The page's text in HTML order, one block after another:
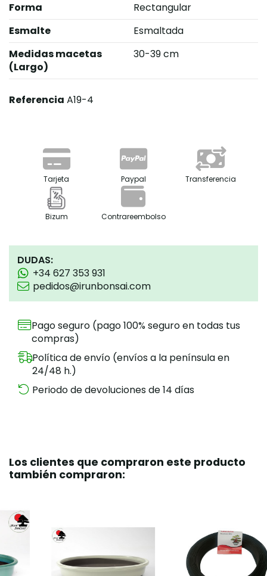
Forma
Rectangular
Esmalte
Esmaltada
Medidas macetas
(Largo)
30-39 cm
Referencia A19-4
Tarjeta Paypal Transferencia
Bizum Contrareembolso
DUDAS:
+34 627 353 931
pedidos@irunbonsai.com
Pago seguro (pago 100% seguro en todas tus
compras)
Política de envío (envíos a la península en
24/48 h.)
Periodo de devoluciones de 14 días
Los clientes que compraron este producto
también compraron: